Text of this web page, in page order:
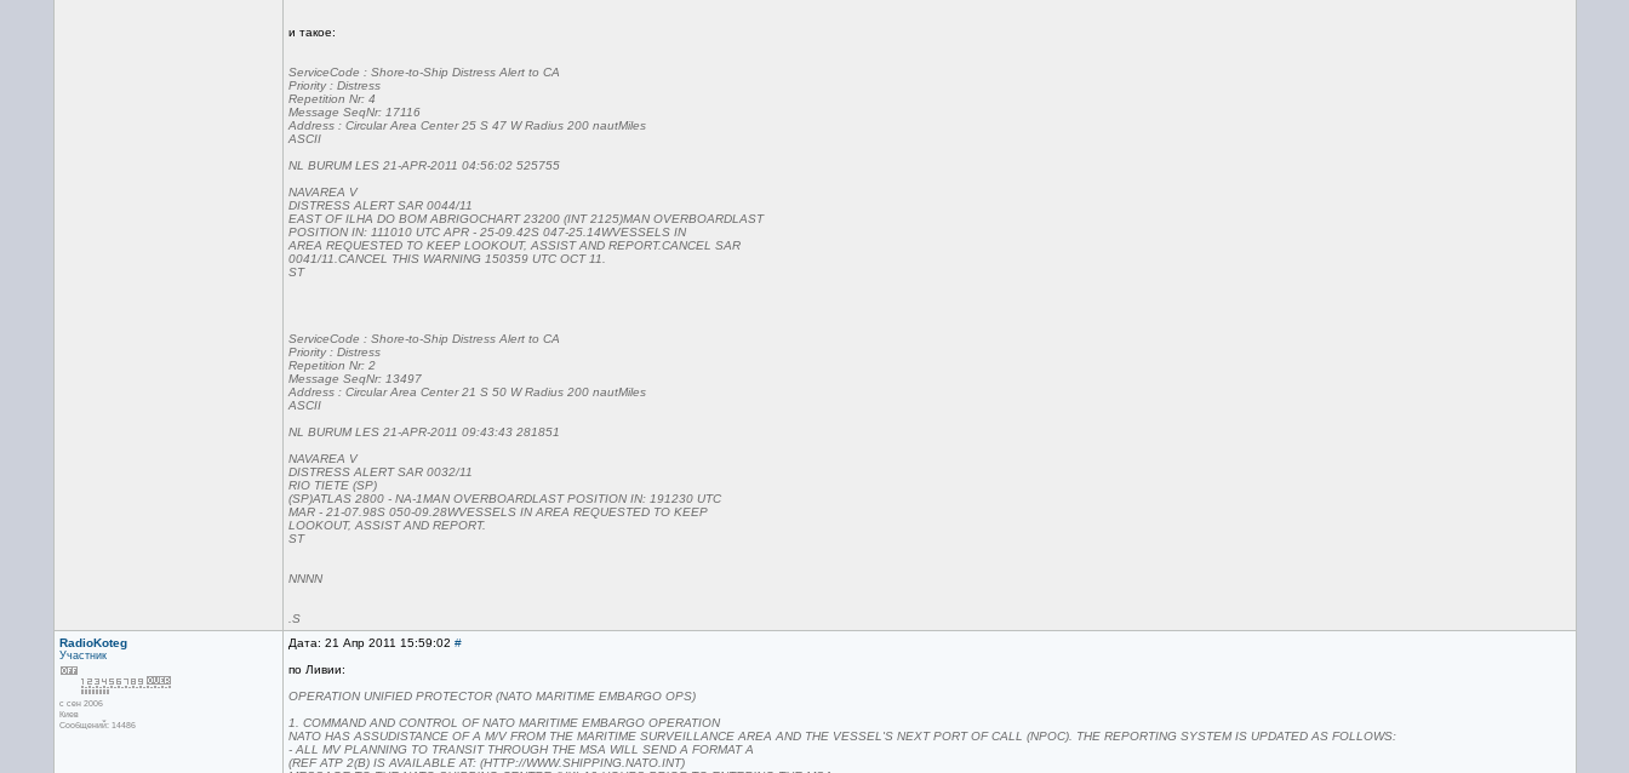
и такое:
ServiceCode : Shore-to-Ship Distress Alert to CA
Priority : Distress
Repetition Nr: 4
Message SeqNr: 17116
Address : Circular Area Center 25 S 47 W Radius 200 nautMiles
ASCII
NL BURUM LES 21-APR-2011 04:56:02 525755
NAVAREA V
DISTRESS ALERT SAR 0044/11
EAST OF ILHA DO BOM ABRIGOCHART 23200 (INT 2125)MAN OVERBOARDLAST
POSITION IN: 111010 UTC APR - 25-09.42S 047-25.14WVESSELS IN
AREA REQUESTED TO KEEP LOOKOUT, ASSIST AND REPORT.CANCEL SAR
0041/11.CANCEL THIS WARNING 150359 UTC OCT 11.
ST
ServiceCode : Shore-to-Ship Distress Alert to CA
Priority : Distress
Repetition Nr: 2
Message SeqNr: 13497
Address : Circular Area Center 21 S 50 W Radius 200 nautMiles
ASCII
NL BURUM LES 21-APR-2011 09:43:43 281851
NAVAREA V
DISTRESS ALERT SAR 0032/11
RIO TIETE (SP)
(SP)ATLAS 2800 - NA-1MAN OVERBOARDLAST POSITION IN: 191230 UTC
MAR - 21-07.98S 050-09.28WVESSELS IN AREA REQUESTED TO KEEP
LOOKOUT, ASSIST AND REPORT.
ST
NNNN
.S
RadioKoteg
Участник
с сен 2006
Киев
Сообщений: 14486
Дата: 21 Апр 2011 15:59:02 #
по Ливии:
OPERATION UNIFIED PROTECTOR (NATO MARITIME EMBARGO OPS)
1. COMMAND AND CONTROL OF NATO MARITIME EMBARGO OPERATION
NATO HAS ASSUDISTANCE OF A M/V FROM THE MARITIME SURVEILLANCE AREA AND THE VESSEL'S NEXT PORT OF CALL (NPOC). THE REPORTING SYSTEM IS UPDATED AS FOLLOWS:
- ALL MV PLANNING TO TRANSIT THROUGH THE MSA WILL SEND A FORMAT A
(REF ATP 2(B) IS AVAILABLE AT: (HTTP://WWW.SHIPPING.NATO.INT)